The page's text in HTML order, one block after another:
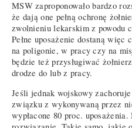
MSW zaproponowało bardzo
że dają one pełną ochronę
zwolnieniu lekarskim z powodu
Pełne uposażenie dostaną
na poligonie, w pracy czy na
będzie też przysługiwać
drodze do lub z pracy.
Jeśli jednak wojskowy
związku z wykonywaną przez
wypłacone 80 proc.